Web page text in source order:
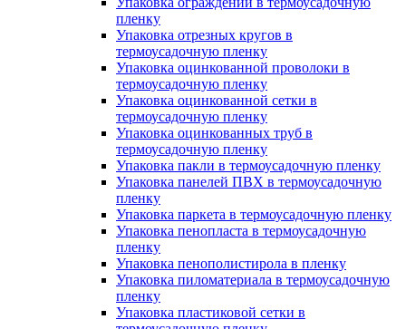
пленку
Упаковка отрезных кругов в
термоусадочную пленку
Упаковка оцинкованной проволоки в
термоусадочную пленку
Упаковка оцинкованной сетки в
термоусадочную пленку
Упаковка оцинкованных труб в
термоусадочную пленку
Упаковка пакли в термоусадочную пленку
Упаковка панелей ПВХ в термоусадочную
пленку
Упаковка паркета в термоусадочную пленку
Упаковка пенопласта в термоусадочную
пленку
Упаковка пенополистирола в пленку
Упаковка пиломатериала в термоусадочную
пленку
Упаковка пластиковой сетки в